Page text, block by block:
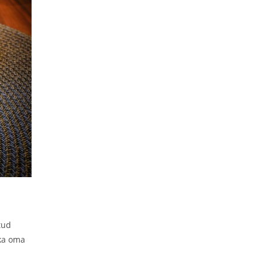
See aegumatu hõrgutis on nüüd kohandatud inimestele kes
hoolivad heast maitsest ning samal ajal ka oma tervisest ning